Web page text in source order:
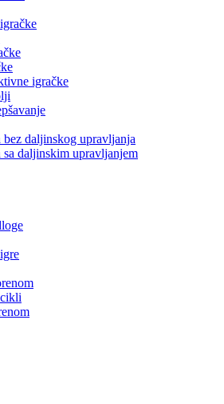
igračke
bez daljinskog upravljanja
sa daljinskim upravljanjem